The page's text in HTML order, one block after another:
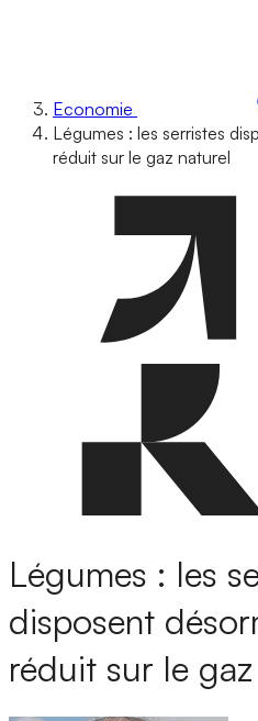
Economie
Légumes : les serristes
réduit sur le gaz naturel
Légumes : les
disposent
réduit sur le